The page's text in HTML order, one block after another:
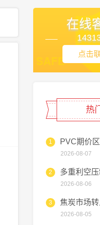
在线
点击
热
1
2026-08-07
2
2026-08-06
3
2026-08-05